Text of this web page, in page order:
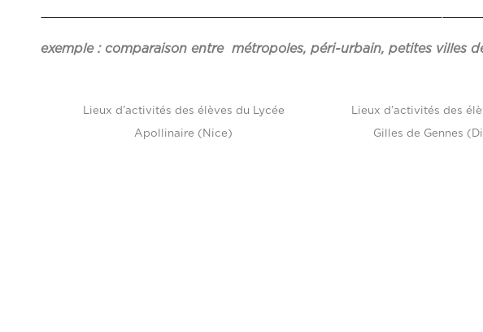
exemple : comparaison entre métropoles, péri-urbain, petites villes
Lieux d’activités des élèves du Lycée
Apollinaire (Nice)
Lieux d’activités des
Gilles de Gennes